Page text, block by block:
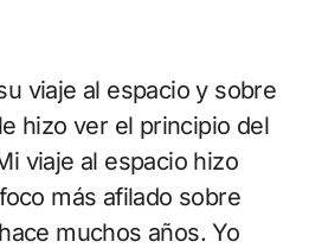
viaje al espacio y sobre
hizo ver el principio del
viaje al espacio hizo
más afilado sobre
muchos años. Yo